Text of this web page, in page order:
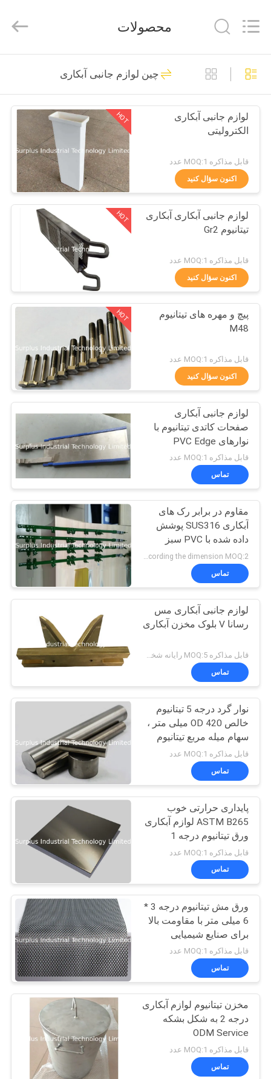
خونه
محصولات
درباره
تور
کارخانه
کنترل
کیفیت
تماس
بگیرید
اخبار
درخواست
نقل قول
نقشه
سایت
PRIVACY
POLICY
Limited.
مخازن آبکاری
52
بشکه آبکاری
37
بخاری شیمیایی داخلی
16
بخاری PTFE غوطه
وری
79
بخاری غوطه وری
PTC
6
بخاری غوطه وری از
فولاد ضد زنگ
29
بخاری غوطه وری
تیتانیوم
12
بخاری های الکتریکی
کوارتز
7
محصولات
چین لوازم جانبی آبکاری
HOT
لوازم جانبی آبکاری
الکترولیتی
قابل مذاکره MOQ:1 عدد
اکنون سؤال کنید
HOT
لوازم جانبی آبکاری آبکاری
تیتانیوم Gr2
قابل مذاکره MOQ:1 عدد
اکنون سؤال کنید
HOT
پیچ و مهره های تیتانیوم
M48
قابل مذاکره MOQ:1 عدد
اکنون سؤال کنید
لوازم جانبی آبکاری
صفحات کاتدی تیتانیوم با
نوارهای PVC Edge
قابل مذاکره MOQ:1 عدد
تماس
مقاوم در برابر رک های
آبکاری SUS316 پوشش
داده شده با PVC سبز
according the dimension MOQ:2 عدد
تماس
لوازم جانبی آبکاری مس
رسانا V بلوک مخزن آبکاری
تماس
نوار گرد درجه 5 تیتانیوم
خالص OD 420 میلی متر ،
سهام میله مربع تیتانیوم
قابل مذاکره MOQ:1 عدد
تماس
پایداری حرارتی خوب
ASTM B265 لوازم آبکاری
ورق تیتانیوم درجه 1
قابل مذاکره MOQ:1 عدد
تماس
ورق مش تیتانیوم درجه 3 *
6 میلی متر با مقاومت بالا
برای صنایع شیمیایی
قابل مذاکره MOQ:1 عدد
تماس
مخزن تیتانیوم لوازم آبکاری
درجه 2 به شکل بشکه
ODM Service
قابل مذاکره MOQ:1 عدد
تماس